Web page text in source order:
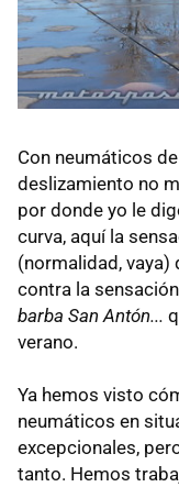
Con neumáticos
deslizamiento no
por donde yo le
curva, aquí la
(normalidad, vaya)
contra la
barba San Antón...
verano.
Ya hemos visto
neumáticos en
excepcionales,
tanto. Hemos